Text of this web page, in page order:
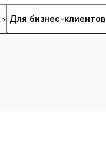
Для бизнес-клиентов